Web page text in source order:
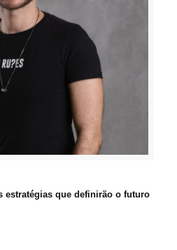
estratégias que definirão o futuro